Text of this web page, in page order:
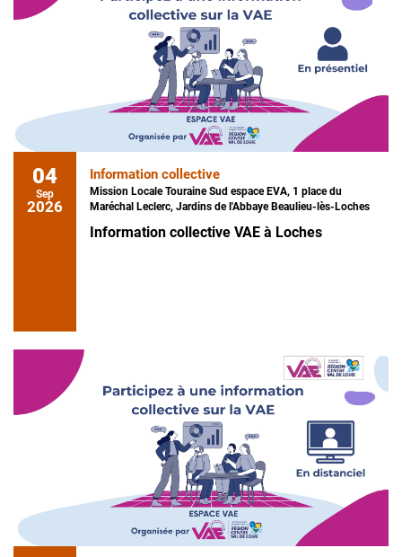
04
Sep
2026
Information collective
Mission Locale Touraine Sud espace EVA, 1 place du
Maréchal Leclerc, Jardins de l'Abbaye Beaulieu-lès-Loches
Information collective VAE à Loches